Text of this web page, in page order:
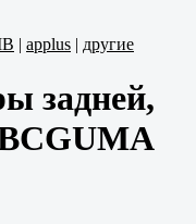
| applus | другие
задней,